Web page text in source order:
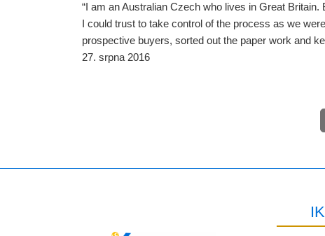
“I am an Australian Czech who lives in Great
I could trust to take control of the process as we
prospective buyers, sorted out the paper work and
27. srpna 2016